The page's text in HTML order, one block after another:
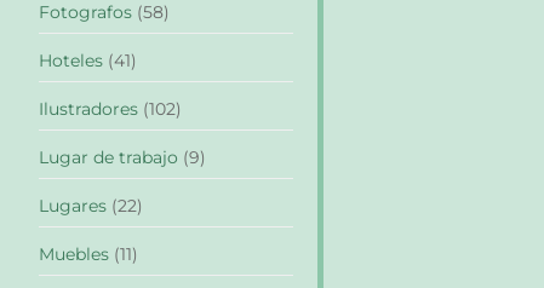
Fotografos (58)
Hoteles (41)
Ilustradores (102)
Lugar de trabajo (9)
Lugares (22)
Muebles (11)